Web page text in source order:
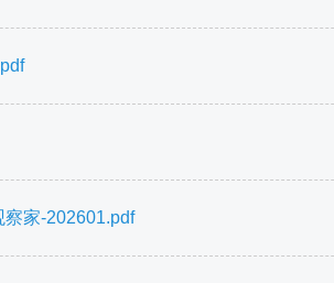
家-202601.pdf